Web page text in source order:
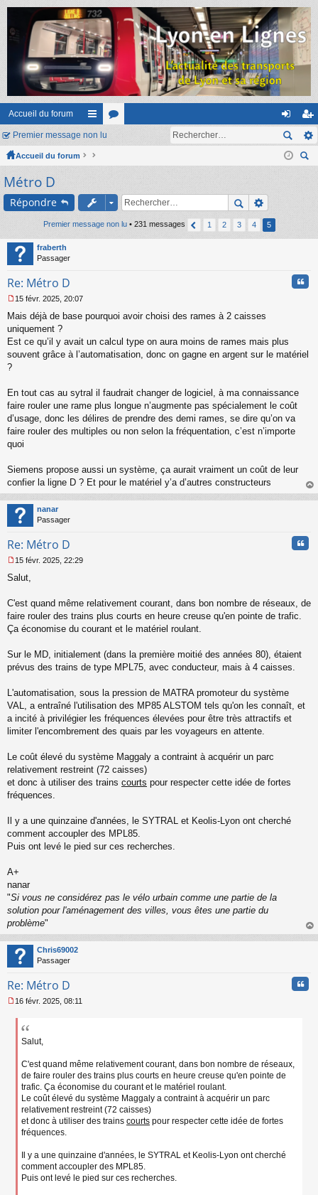
Accueil du forum
ac
co
ci
s
on
ne
ns
cri
Premier message non lu
Accueil du forum
Métro D
Répondre
Premier message non lu• 231 messages 1 2 3 4 5
fraberth
Passager
Re: Métro D
e
s
s
g
o
n
u
15 févr. 2025, 20:07
Mais déjà de base pourquoi avoir choisi des rames à 2 caisses
uniquement ?
Est ce qu’il y avait un calcul type on aura moins de rames mais plus
souvent grâce à l’automatisation, donc on gagne en argent sur le matériel
?
En tout cas au sytral il faudrait changer de logiciel, à ma connaissance
faire rouler une rame plus longue n’augmente pas spécialement le coût
d’usage, donc les délires de prendre des demi rames, se dire qu’on va
faire rouler des multiples ou non selon la fréquentation, c’est n’importe
quoi
Siemens propose aussi un système, ça aurait vraiment un coût de leur
confier la ligne D ? Et pour le matériel y’a d’autres constructeurs
au
nanar
Passager
Re: Métro D
e
s
a
g
e
o
n
15 févr. 2025, 22:29
Salut,
C'est quand même relativement courant, dans bon nombre de réseaux, de
faire rouler des trains plus courts en heure creuse qu'en pointe de trafic.
Ça économise du courant et le matériel roulant.
Sur le MD, initialement (dans la première moitié des années 80), étaient
prévus des trains de type MPL75, avec conducteur, mais à 4 caisses.
L'automatisation, sous la pression de MATRA promoteur du système
VAL, a entraîné l'utilisation des MP85 ALSTOM tels qu'on les connaît, et
a incité à privilégier les fréquences élevées pour être très attractifs et
limiter l'encombrement des quais par les voyageurs en attente.
Le coût élevé du système Maggaly a contraint à acquérir un parc
relativement restreint (72 caisses)
et donc à utiliser des trains courts pour respecter cette idée de fortes
fréquences.
Il y a une quinzaine d'années, le SYTRAL et Keolis-Lyon ont cherché
comment accoupler des MPL85.
Puis ont levé le pied sur ces recherches.
A+
nanar
"Si vous ne considérez pas le vélo urbain comme une partie de la
solution pour l'aménagement des villes, vous êtes une partie du
problème"
au
Chris69002
Passager
Re: Métro D
e
16 févr. 2025, 08:11
Salut,
C'est quand même relativement courant, dans bon nombre de réseaux,
de faire rouler des trains plus courts en heure creuse qu'en pointe de
trafic. Ça économise du courant et le matériel roulant.
Le coût élevé du système Maggaly a contraint à acquérir un parc
relativement restreint (72 caisses)
et donc à utiliser des trains courts pour respecter cette idée de fortes
fréquences.
Il y a une quinzaine d'années, le SYTRAL et Keolis-Lyon ont cherché
comment accoupler des MPL85.
Puis ont levé le pied sur ces recherches.